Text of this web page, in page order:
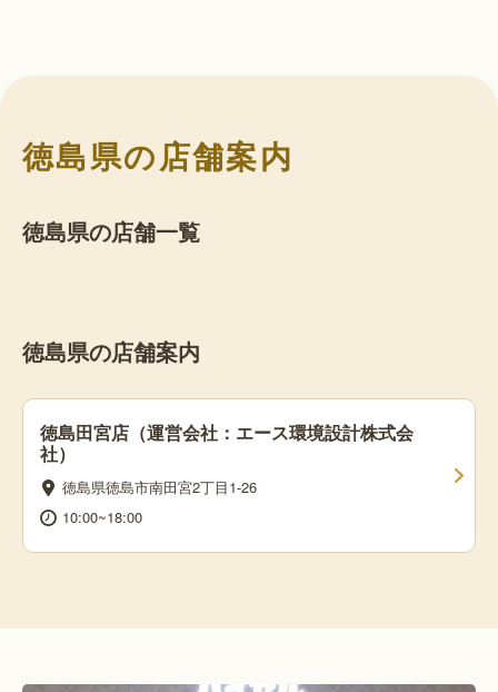
徳島県の店舗案内
徳島県の店舗一覧
徳島県の店舗案内
徳島田宮店（運営会社：エース環境設計株式会
社）
徳島県徳島市南田宮2丁目1-26
10:00~18:00